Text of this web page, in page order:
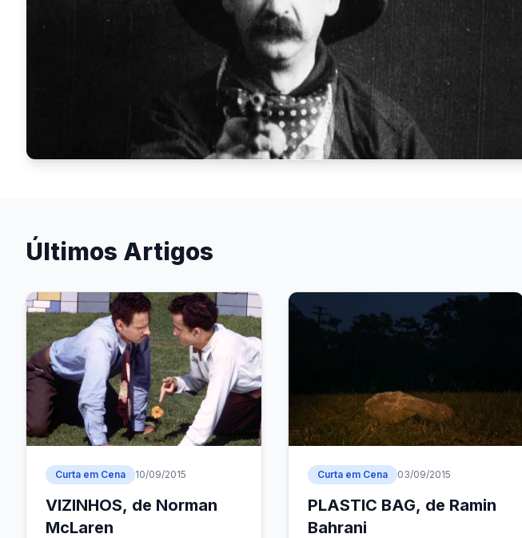
Últimos Artigos
Curta em Cena 10/09/2015
VIZINHOS, de Norman
McLaren
Curta em Cena 03/09/2015
PLASTIC BAG, de Ramin
Bahrani